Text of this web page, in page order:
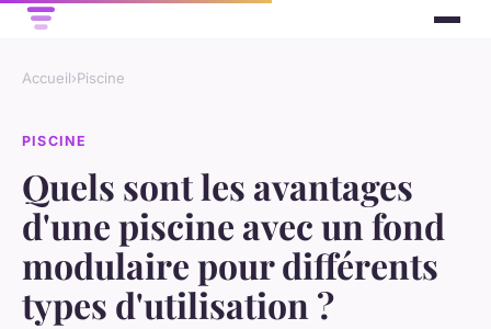
Accueil›Piscine
PISCINE
Quels sont les avantages
d'une piscine avec un fond
modulaire pour différents
types d'utilisation ?